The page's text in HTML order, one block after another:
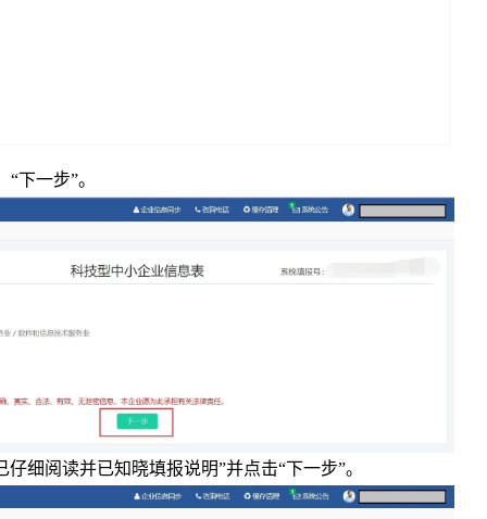
一步”。
阅读并已知晓填报说明”并点击“下一步”。